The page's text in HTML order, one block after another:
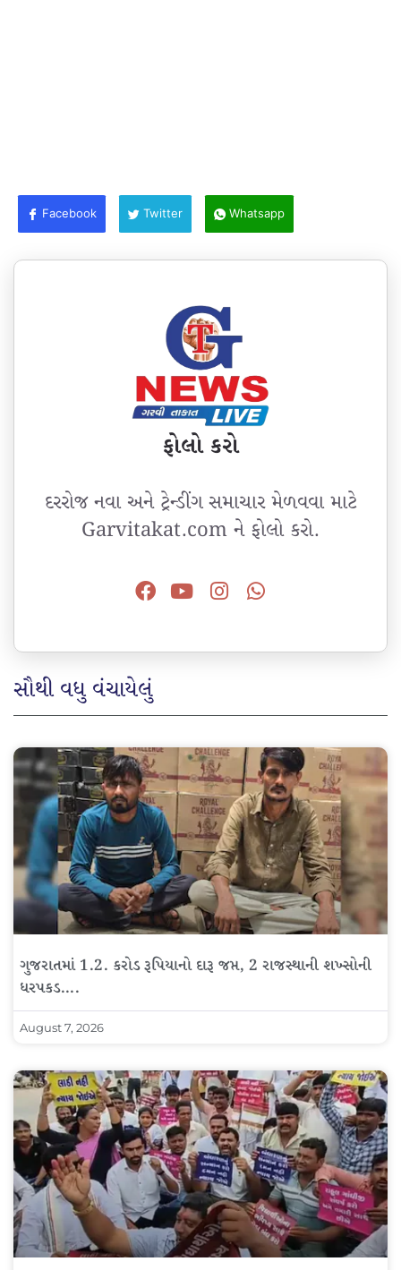
Facebook Twitter Whatsapp
ફોલો કરો
દરરોજ નવા અને ટ્રેન્ડીંગ સમાચાર મેળવવા માટે
Garvitakat.com ને ફોલો કરો.
સૌથી વધુ વંચાયેલું
ગુજરાતમાં 1.2. કરોડ રૂપિયાનો દારૂ જપ્ત, 2 રાજસ્થાની શખ્સોની
ધરપકડ….
August 7, 2026